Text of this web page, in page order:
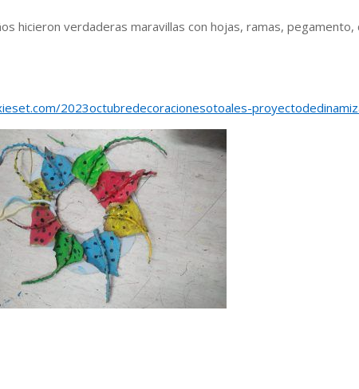
hicieron verdaderas maravillas con hojas, ramas,
2023octubredecoracionesotoales-